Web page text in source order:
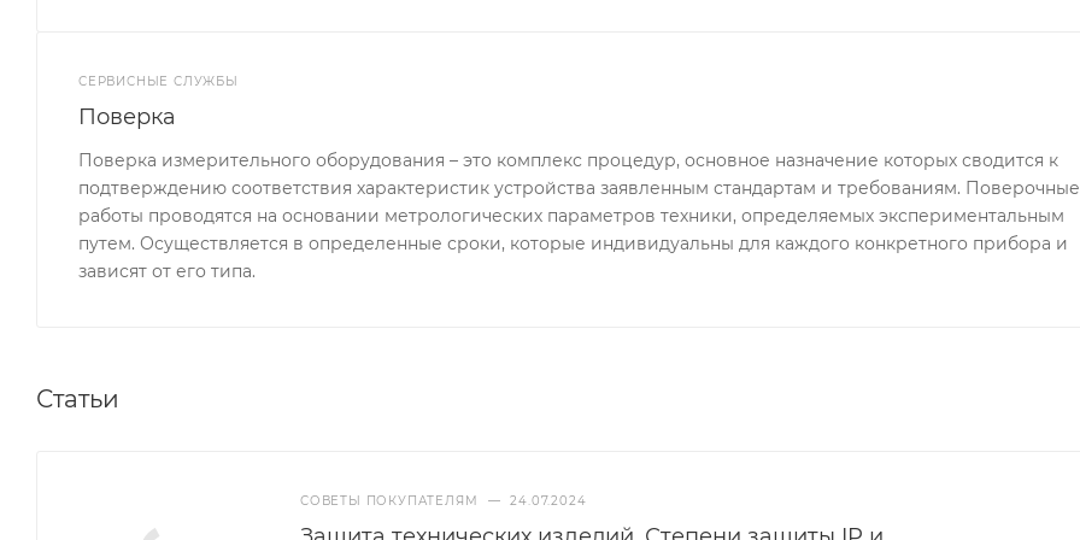
СЕРВИСНЫЕ СЛУЖБЫ
Поверка
Поверка измерительного оборудования – это комплекс процедур, основное назначение которых сводится к
подтверждению соответствия характеристик устройства заявленным стандартам и требованиям. Поверочные
работы проводятся на основании метрологических параметров техники, определяемых экспериментальным
путем. Осуществляется в определенные сроки, которые индивидуальны для каждого конкретного прибора и
зависят от его типа.
Статьи
СОВЕТЫ ПОКУПАТЕЛЯМ — 24.07.2024